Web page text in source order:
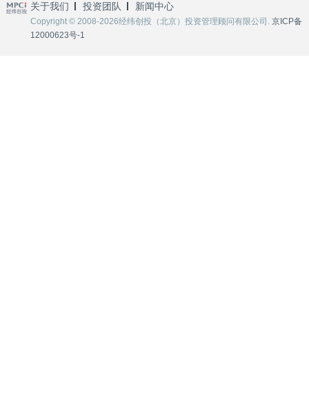
关于我们 投资团队 新闻中心
Copyright © 2008-2026经纬创投（北京）投资管理顾问有限公司. 京ICP备
12000623号-1